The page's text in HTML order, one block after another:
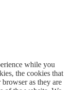
while you
the cookies that
browser as they are